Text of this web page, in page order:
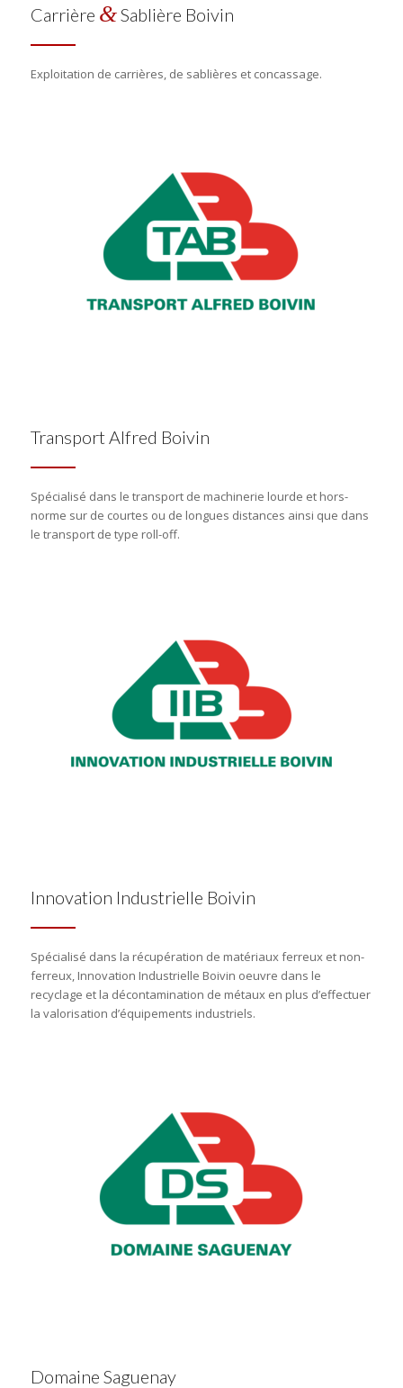
Carrière &Sablière Boivin
Exploitation de carrières, de sablières et concassage.
Transport Alfred Boivin
Spécialisé dans le transport de machinerie lourde et hors-
norme sur de courtes ou de longues distances ainsi que dans
le transport de type roll-off.
Innovation Industrielle Boivin
Spécialisé dans la récupération de matériaux ferreux et non-
ferreux, Innovation Industrielle Boivin oeuvre dans le
recyclage et la décontamination de métaux en plus d’effectuer
la valorisation d’équipements industriels.
Domaine Saguenay